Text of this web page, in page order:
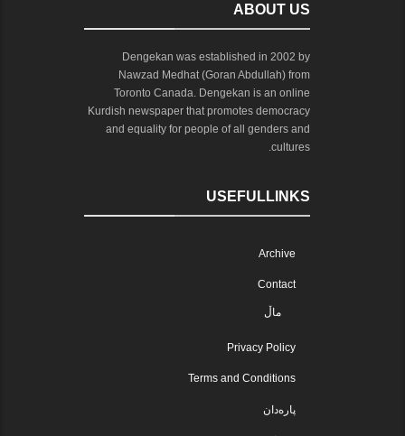
ABOUT US
Dengekan was established in 2002 by
Nawzad Medhat (Goran Abdullah) from
Toronto Canada. Dengekan is an online
Kurdish newspaper that promotes democracy
and equality for people of all genders and
cultures.
USEFULLINKS
Archive
Contact
ماڵ
Privacy Policy
Terms and Conditions
پارەدان